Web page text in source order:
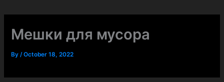
Мешки для мусора
By/October 18, 2022